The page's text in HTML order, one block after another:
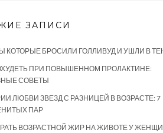
ЗАПИСИ
КОТОРЫЕ БРОСИЛИ ГОЛЛИВУД И УШЛИ В
ПРИ ПОВЫШЕННОМ ПРОЛАКТИНЕ:
СОВЕТЫ
ЛЮБВИ ЗВЕЗД С РАЗНИЦЕЙ В ВОЗРАСТЕ: 7
ПАР
ВОЗРАСТНОЙ ЖИР НА ЖИВОТЕ У